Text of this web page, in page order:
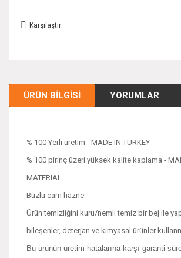
Karşılaştır
ÜRÜN BILGISI YORUMLAR
% 100 Yerli üretim - MADE IN TURKEY
% 100 pirinç üzeri yüksek kalite kaplama -
MATERIAL
Buzlu cam hazne
Ürün temizliğini kuru/nemli temiz bir bej ile
bileşenler, deterjan ve kimyasal ürünler
Bu ürünün üretim hatalarına karşı garanti